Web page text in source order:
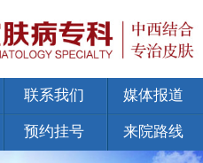
联系我们 媒体报道
预约挂号 来院路线